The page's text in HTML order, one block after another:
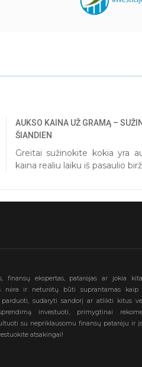
AUKSO KAINA UŽ GRAMĄ –
ŠIANDIEN
Greitai sužinokite kokia yra
kaina realiu laiku iš pasaulio
finansų ekspertas, patarėjas ar jokia
nėra ir neturėtų būti suprantamas kaip
sudaryti sandorį ar atlikti kitus
investuoti, primygtinai
su nepriklausomu finansų patarėju ir
atsakingai!